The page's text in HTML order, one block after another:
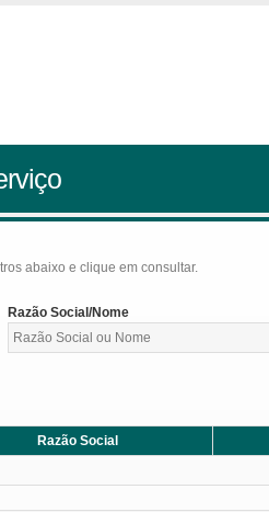
abaixo e clique em consultar.
Razão Social/Nome
Razão Social